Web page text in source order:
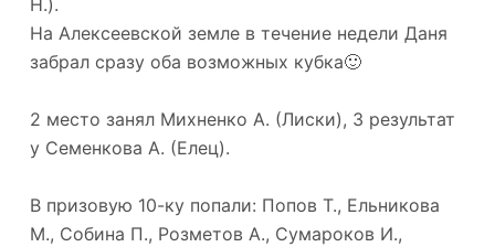
Н.).
На Алексеевской земле в течение недели Даня
забрал сразу оба возможных кубка🙂
2 место занял Михненко А. (Лиски), 3 результат
у Семенкова А. (Елец).
В призовую 10-ку попали: Попов Т., Ельникова
М., Собина П., Розметов А., Сумароков И.,